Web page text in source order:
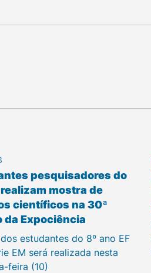
pesquisadores do
mostra de
científicos na 30ª
da Expociência
estudantes do 8º ano EF
EM será realizada nesta
feira (10)